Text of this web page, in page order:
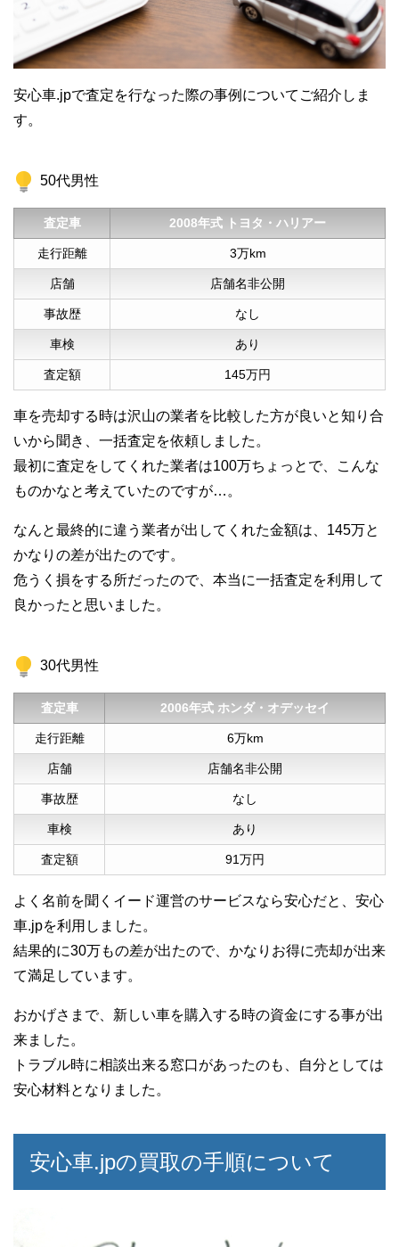
安心車.jpで査定を行なった際の事例についてご紹介しま
す。
50代男性
査定車 2008年式 トヨタ・ハリアー
走行距離 3万km
店舗 店舗名非公開
事故歴 なし
車検 あり
査定額 145万円
車を売却する時は沢山の業者を比較した方が良いと知り合
いから聞き、一括査定を依頼しました。
最初に査定をしてくれた業者は100万ちょっとで、こんな
ものかなと考えていたのですが…。
なんと最終的に違う業者が出してくれた金額は、145万と
かなりの差が出たのです。
危うく損をする所だったので、本当に一括査定を利用して
良かったと思いました。
30代男性
査定車 2006年式 ホンダ・オデッセイ
走行距離 6万km
店舗 店舗名非公開
事故歴 なし
車検 あり
査定額 91万円
よく名前を聞くイード運営のサービスなら安心だと、安心
車.jpを利用しました。
結果的に30万もの差が出たので、かなりお得に売却が出来
て満足しています。
おかげさまで、新しい車を購入する時の資金にする事が出
来ました。
トラブル時に相談出来る窓口があったのも、自分としては
安心材料となりました。
安心車.jpの買取の手順について